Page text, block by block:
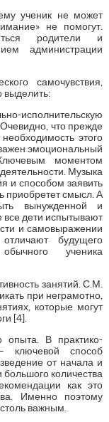
ученик не может
не помогут.
родители и
администрации
самочувствия,
выделить:
исполнительскую
Очевидно, что прежде
этого
эмоциональный
моментом
Музыка
и способом заявить
приобретет смысл. А
вынужденной и
все дети испытывают
и самовыражении
будущего
ученика
занятий. С.М.
при неграмотно,
которые могут
[4].
опыта. В практико-
ключевой способ
от начала и
большого количества
как это
Именно поэтому
важным.